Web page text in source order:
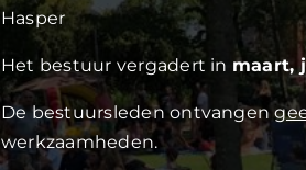
Hasper
Het bestuur vergadert in maart,
De bestuursleden ontvangen
werkzaamheden.